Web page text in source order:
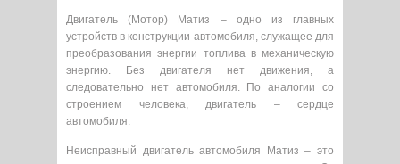
Двигатель (Мотор) Матиз – одно из главных
устройств в конструкции автомобиля, служащее для
преобразования энергии топлива в механическую
энергию. Без двигателя нет движения, а
следовательно нет автомобиля. По аналогии со
строением человека, двигатель – сердце
автомобиля.
Неисправный двигатель автомобиля Матиз – это